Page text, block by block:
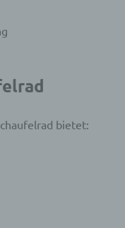
bietet: